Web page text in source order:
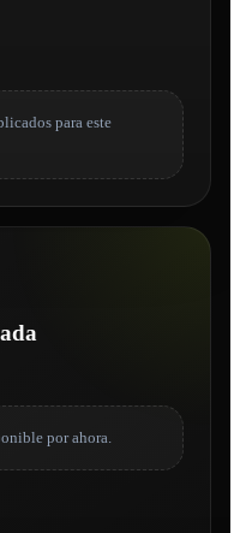
para este
por ahora.